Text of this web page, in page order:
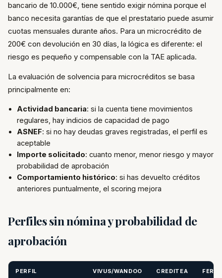
bancario de 10.000€, tiene sentido exigir nómina porque el
banco necesita garantías de que el prestatario puede asumir
cuotas mensuales durante años. Para un microcrédito de
200€ con devolución en 30 días, la lógica es diferente: el
riesgo es pequeño y compensable con la TAE aplicada.
La evaluación de solvencia para microcréditos se basa
principalmente en:
Actividad bancaria: si la cuenta tiene movimientos
regulares, hay indicios de capacidad de pago
ASNEF: si no hay deudas graves registradas, el perfil es
aceptable
Importe solicitado: cuanto menor, menor riesgo y mayor
probabilidad de aprobación
Comportamiento histórico: si has devuelto créditos
anteriores puntualmente, el scoring mejora
Perfiles sin nómina y probabilidad de
aprobación
PERFIL VIVUS/WANDOO CREDITEA